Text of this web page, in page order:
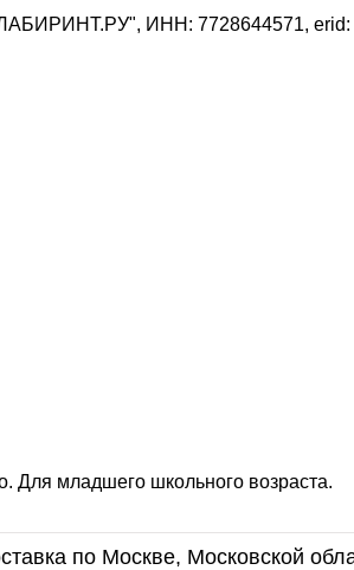
ИНН: 7728644571, erid:
Для младшего школьного возраста.
по Москве, Московской